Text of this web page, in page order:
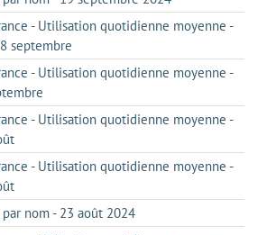
- Utilisation quotidienne moyenne -
septembre
- Utilisation quotidienne moyenne -
- Utilisation quotidienne moyenne -
- Utilisation quotidienne moyenne -
nom - 23 août 2024